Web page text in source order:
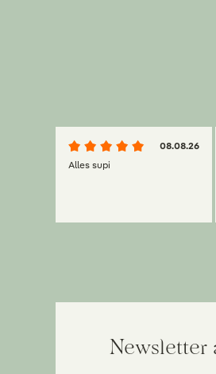
08.08.26
Alles supi
Newsletter